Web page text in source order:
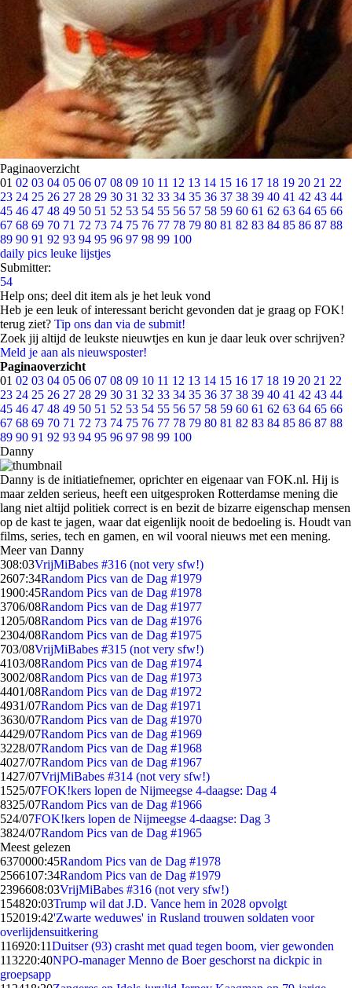
Paginaoverzicht
01 02 03 04 05 06 07 08 09 10 11 12 13 14 15 16 17 18 19 20 21 22
23 24 25 26 27 28 29 30 31 32 33 34 35 36 37 38 39 40 41 42 43 44
45 46 47 48 49 50 51 52 53 54 55 56 57 58 59 60 61 62 63 64 65 66
67 68 69 70 71 72 73 74 75 76 77 78 79 80 81 82 83 84 85 86 87 88
89 90 91 92 93 94 95 96 97 98 99 100
daily pics leuke lijstjes
Submitter:
54
Help ons; deel dit item als je het leuk vond
Heb je een leuk of interessant bericht gevonden dat je graag op FOK!
terug ziet? Tip ons dan via de submit!
Zoek jij altijd de leukste nieuwtjes en kun je daar leuk over schrijven?
Meld je aan als nieuwsposter!
Paginaoverzicht
01 02 03 04 05 06 07 08 09 10 11 12 13 14 15 16 17 18 19 20 21 22
23 24 25 26 27 28 29 30 31 32 33 34 35 36 37 38 39 40 41 42 43 44
45 46 47 48 49 50 51 52 53 54 55 56 57 58 59 60 61 62 63 64 65 66
67 68 69 70 71 72 73 74 75 76 77 78 79 80 81 82 83 84 85 86 87 88
89 90 91 92 93 94 95 96 97 98 99 100
Danny
Danny is de initiatiefnemer, oprichter en eigenaar van FOK.nl. Hij is
maar zelden serieus, heeft een uitgesproken Rotterdamse mening die
lang niet altijd politiek correct is en bezit de bizarre eigenschap mensen
op de kast te jagen, waar dat eigenlijk nooit de bedoeling is. Houdt van
films, series, tech en gamen, en wil vooral nieuws met een mening.
Meer van Danny
308:03VrijMiBabes #316 (not very sfw!)
2607:34Random Pics van de Dag #1979
1900:45Random Pics van de Dag #1978
3706/08Random Pics van de Dag #1977
1205/08Random Pics van de Dag #1976
2304/08Random Pics van de Dag #1975
703/08VrijMiBabes #315 (not very sfw!)
4103/08Random Pics van de Dag #1974
3002/08Random Pics van de Dag #1973
4401/08Random Pics van de Dag #1972
4931/07Random Pics van de Dag #1971
3630/07Random Pics van de Dag #1970
4429/07Random Pics van de Dag #1969
3228/07Random Pics van de Dag #1968
4027/07Random Pics van de Dag #1967
1427/07VrijMiBabes #314 (not very sfw!)
1525/07FOK!kers lopen de Nijmeegse 4-daagse: Dag 4
8325/07Random Pics van de Dag #1966
524/07FOK!kers lopen de Nijmeegse 4-daagse: Dag 3
3824/07Random Pics van de Dag #1965
Meest gelezen
6370000:45Random Pics van de Dag #1978
2566107:34Random Pics van de Dag #1979
2396608:03VrijMiBabes #316 (not very sfw!)
154820:03Trump wil dat J.D. Vance hem in 2028 opvolgt
152019:42'Zwarte weduwes' in Rusland trouwen soldaten voor
overlijdensuitkering
116920:11Duitser (93) crasht met quad tegen boom, vier gewonden
113220:40NPO-manager Menno de Boer geschorst na dickpic in
groepsapp